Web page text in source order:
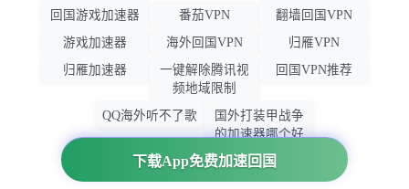
下载App免费加速回国
回国游戏加速器
番茄VPN
翻墙回国VPN
游戏加速器
海外回国VPN
归雁VPN
归雁加速器
一键解除腾讯视
频地域限制
回国VPN推荐
QQ海外听不了歌
国外打装甲战争
的加速器哪个好
用